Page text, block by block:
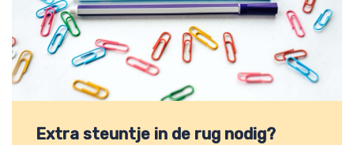
Extra steuntje in de rug nodig?